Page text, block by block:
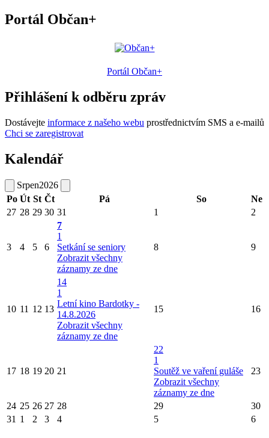
Portál Občan+
Portál Občan+
Přihlášení k odběru zpráv
Dostávejte informace z našeho webu prostřednictvím SMS a e-mailů
Chci se zaregistrovat
Kalendář
Srpen2026
Po Út St Čt Pá So
Ne
27 28 29 30 31 1 2
3 4 5 6
7
1
Setkání se seniory
Zobrazit všechny
záznamy ze dne
8 9
10 11 12 13
14
1
Letní kino Bardotky -
14.8.2026
Zobrazit všechny
záznamy ze dne
15 16
17 18 19 20 21
22
1
Soutěž ve vaření guláše
Zobrazit všechny
záznamy ze dne
23
24 25 26 27 28 29
30
31 1 2 3 4 5 6